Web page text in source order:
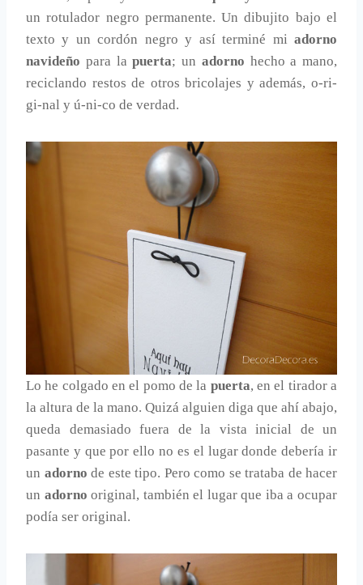
un rotulador negro permanente. Un dibujito bajo el
texto y un cordón negro y así terminé mi adorno
navideño para lapuerta; un adorno hecho a mano,
reciclando restos de otros bricolajes y además, o-ri-
gi-nal y ú-ni-co de verdad.
Lo he colgado en el pomo de la puerta, en el tirador a
la altura de la mano. Quizá alguien diga que ahí abajo,
queda demasiado fuera de la vista inicial de un
pasante y que por ello no es el lugar donde debería ir
un adorno de este tipo. Pero como se trataba de hacer
un adornooriginal, también el lugar que iba a ocupar
podía ser original.